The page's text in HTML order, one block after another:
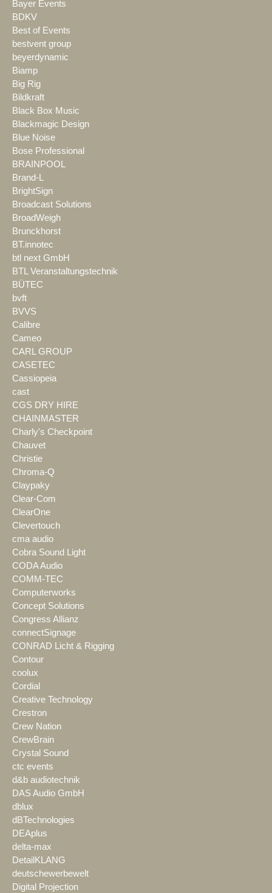
Bayer Events
BDKV
Best of Events
bestvent group
beyerdynamic
Biamp
Big Rig
Bildkraft
Black Box Music
Blackmagic Design
Blue Noise
Bose Professional
BRAINPOOL
Brand-L
BrightSign
Broadcast Solutions
BroadWeigh
Brunckhorst
BT.innotec
btl next GmbH
BTL Veranstaltungstechnik
BÜTEC
bvft
BVVS
Calibre
Cameo
CARL GROUP
CASETEC
Cassiopeia
cast
CGS DRY HIRE
CHAINMASTER
Charly's Checkpoint
Chauvet
Christie
Chroma-Q
Claypaky
Clear-Com
ClearOne
Clevertouch
cma audio
Cobra Sound Light
CODA Audio
COMM-TEC
Computerworks
Concept Solutions
Congress Allianz
connectSignage
CONRAD Licht & Rigging
Contour
coolux
Cordial
Creative Technology
Crestron
Crew Nation
CrewBrain
Crystal Sound
ctc events
d&b audiotechnik
DAS Audio GmbH
dblux
dBTechnologies
DEAplus
delta-max
DetailKLANG
deutschewerbewelt
Digital Projection